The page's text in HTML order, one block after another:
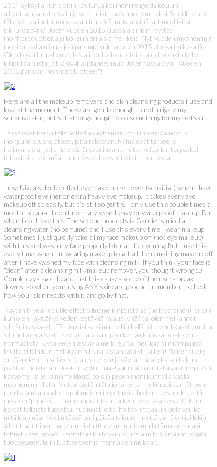
2014 syksyllä kun aloitin koulun, alkoi ihoni reagoida koulun
aiheuttamaan stressiin ja se menikin taas huonommaksi. Se ei ilmennyt
tällä kertaa ihottumana vaan finneinä, mustapäinä ja ihmeellisinä
pikkunäppyinä. Joten vuoden 2015 alussa aloinkin käyttää
ihonhoitotuotteita ja kokeilin erilaisia meikkejä. Nyt vuoden myöhemmin
ihoni on kyllä niin paljon parempi kuin vuoden 2015 alussa tai kesällä.
Olen kokeillut paljon erilaisia ihonhoitotuotteita ja nyt voinkin teille
kirjoittaa niistä, jotka ovat auttaneet mua. Joten tässä ovat ”Vuoden
2015 parhaat ihonhoitotuotteet”!
Here are all the makeup removers and skin cleansing products I use and
love at the moment. These are gentle enough to not irrigate my
sensitive skin, but still strong enough to do something for my bad skin.
Tässä ovat kaikki tällä hetkellä käyttämäni meikinpoistoaineet ja
ihonpuhdistus tuotteet, joita rakastan. Nämä ovat tarpeeksi
hellävaraisia, jotta ne eivät ärsytä ihoani, mutta kuitenkin tarpeeksi
tehokkaita tekemään huonossa ihossani jotain muutosta.
I use Nivea’s double effect eye make-up remover (sensitive) when I have
waterproof eyeliner or extra heavy eye makeup. It takes every eye
makeup off so easily, but it’s still so gentle. I only use this couple times a
month, because I don’t normally wear heavy or waterproof makeup. But
when I do, I love this. The second products is Garnier’s micellar
cleansing water (no perfume) and I use this every time I wear makeup.
Sometimes I just quickly take all my face makeup off (not eye makeup)
with this and wash my face properly later at the evening. But I use this
every time, when I’m wearing makeup to get all the remaining makeup off
after I have washed my face with cleansing milk. If you think your face is
“clean” after a cleansing milk/makeup remover, you thought wrong :D
Couple days ago I heard that this causes some of the users break
downs, so when your using ANY skincare product, remember to check
how your skin reacts with it and go by that.
Käytän Nivean double effect silmämeikinpoistajaa (hellävarainen), silloin
kun olen käyttänyt vedenkestävää rajauskynää tai olen meikannut
silmäni raskaasti. Tämä poistaa silmämeikin kyllä niin tehokkaasti, mutta
silti hellävaraisesti. Käytän tätä vain pari kertaa kuussa, koska en
normaalista käytä vedenkestäviä meikkejä tai meikkaa silmiäni paljoa.
Mutta silloin kun meikkaan niin, rakastan tätä yli kaiken! Toinen tuote
on Garnierin misellivesi (hajusteeton) ja käytän tätä joka kerta kun
poistan meikkejäni. Joskun kotiin päästyäni nappaan tällä vaan nopeasti
kasvomeikit (ei silmämeikkejä) pois ja pesen ihoni kunnolla vasta
myöhemmin illalla. Mutta käytän tätä joka kerta meikinpoiston jälkeen
puhdistamaan kaikki loput meikinrippeet pois iholtani. Jos luulet, että
ihosi on ”puhdas” meikinpuhdistuksen jälkeen, olet väärässä :D Kun
käytät tällaista tuotetta, huomaat, että iholtasi irtoaakin vielä vaikka
mitä klähmää. Kuulin tässä pari päivää takaperin, että tämä on joillekin
aiheuttanut ihon pahentumista (finnejä), mutta mulla tämä on ainakin
tehnyt vaan hyvää. Kannattaa kuitenkin seurata miten oma iho reagoi
tuotteeseen, kuin tuotteeseen ja mennä sen mukaan.